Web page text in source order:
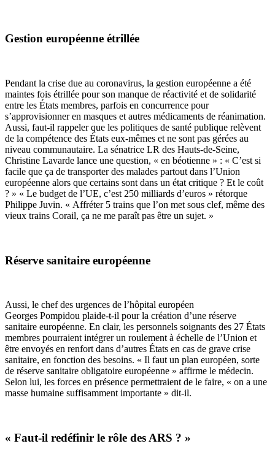
Gestion européenne étrillée
Pendant la crise due au coronavirus, la gestion européenne a été
maintes fois étrillée pour son manque de réactivité et de solidarité
entre les États membres, parfois en concurrence pour
s’approvisionner en masques et autres médicaments de réanimation.
Aussi, faut-il rappeler que les politiques de santé publique relèvent
de la compétence des États eux-mêmes et ne sont pas gérées au
niveau communautaire. La sénatrice LR des Hauts-de-Seine,
Christine Lavarde lance une question, « en béotienne » : « C’est si
facile que ça de transporter des malades partout dans l’Union
européenne alors que certains sont dans un état critique ? Et le coût
? » « Le budget de l’UE, c’est 250 milliards d’euros » rétorque
Philippe Juvin. « Affréter 5 trains que l’on met sous clef, même des
vieux trains Corail, ça ne me paraît pas être un sujet. »
Réserve sanitaire européenne
Aussi, le chef des urgences de l’hôpital européen
Georges Pompidou plaide-t-il pour la création d’une réserve
sanitaire européenne. En clair, les personnels soignants des 27 États
membres pourraient intégrer un roulement à échelle de l’Union et
être envoyés en renfort dans d’autres États en cas de grave crise
sanitaire, en fonction des besoins. « Il faut un plan européen, sorte
de réserve sanitaire obligatoire européenne » affirme le médecin.
Selon lui, les forces en présence permettraient de le faire, « on a une
masse humaine suffisamment importante » dit-il.
« Faut-il redéfinir le rôle des ARS ? »